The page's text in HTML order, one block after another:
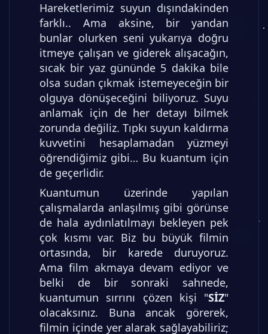
Hareketlerimiz suyun dışındakinden
farklı.. Ama aksine, bir yandan
bunlar olurken seni yukarıya doğru
itmeye çalışan ve giderek alışacağın,
sıcak bir yaz gününde 5 dakika bile
olsa sudan çıkmak istemeyeceğin bir
olguya dönüşeceğini biliyoruz. Suyu
anlamak için de her detayı bilmek
zorunda değiliz. Tıpkı suyun kaldırma
kuvvetini hesaplamadan yüzmeyi
öğrendiğimiz gibi… Bu kuantum için
de geçerlidir.
Kuantumun üzerinde yapılan
çalışmalarda anlaşılmış gibi görünse
de hala aydınlatılmayı bekleyen pek
çok kısmı var. Biz bu büyük filmin
ortasında, bir karede duruyoruz.
Ama film akmaya devam ediyor ve
belki de bir sonraki sahnede,
kuantumun sırrını çözen kişi "SİZ"
olacaksınız. Buna ancak görerek,
filmin içinde yer alarak sağlayabiliriz;